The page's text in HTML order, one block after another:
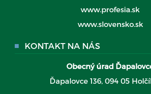
www.profesia.sk
www.slovensko.sk
KONTAKT NA NÁS
Obecný úrad
Ďapalovce 136, 094 05